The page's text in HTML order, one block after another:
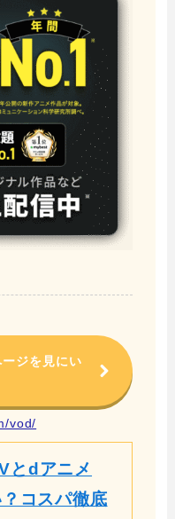
ジを見にい
vod/
とdアニメ
コスパ徹底